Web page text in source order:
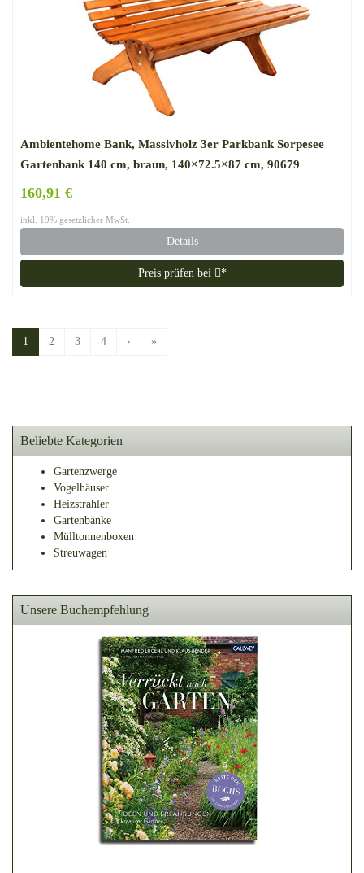
Ambientehome Bank, Massivholz 3er Parkbank Sorpesee
Gartenbank 140 cm, braun, 140×72.5×87 cm, 90679
160,91 €
inkl. 19% gesetzlicher MwSt.
Details
Preis prüfen bei *
1 2 3 4 › »
Beliebte Kategorien
Gartenzwerge
Vogelhäuser
Heizstrahler
Gartenbänke
Mülltonnenboxen
Streuwagen
Unsere Buchempfehlung